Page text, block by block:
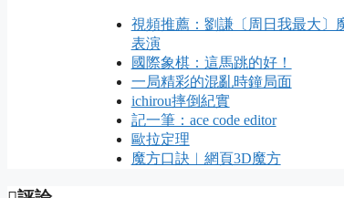
視頻推薦：劉謙〔周日我最大〕
表演
國際象棋：這馬跳的好！
一局精彩的混亂時鐘局面
ichirou摔倒紀實
記一筆：ace code editor
歐拉定理
魔方口訣︱網頁3D魔方